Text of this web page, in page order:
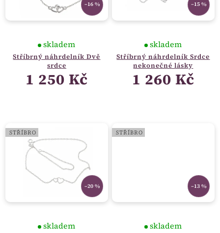
–16 %
Stříbrný náhrdelník Dvě
srdce
skladem
1 250 Kč
–15 %
Stříbrný náhrdelník Srdce
nekonečné lásky
skladem
1 260 Kč
STŘÍBRO
–20 %
skladem
STŘÍBRO
–13 %
skladem